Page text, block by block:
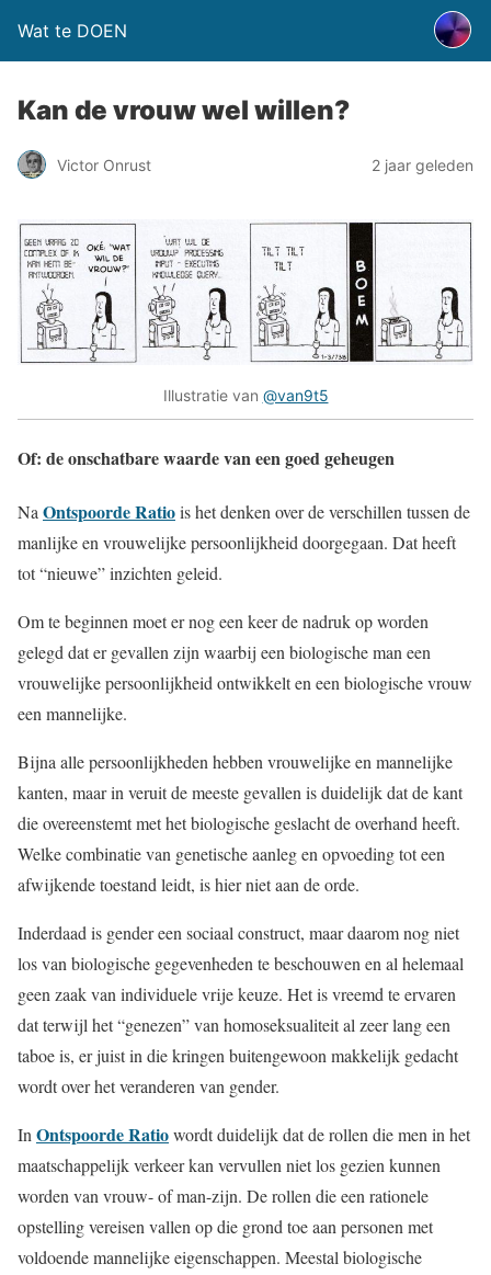
Wat te DOEN
Kan de vrouw wel willen?
Victor Onrust 2 jaar geleden
Illustratie van @van9t5
Of: de onschatbare waarde van een goed geheugen
Na Ontspoorde Ratiois het denken over de verschillen tussen de
manlijke en vrouwelijke persoonlijkheid doorgegaan. Dat heeft
tot “nieuwe” inzichten geleid.
Om te beginnen moet er nog een keer de nadruk op worden
gelegd dat er gevallen zijn waarbij een biologische man een
vrouwelijke persoonlijkheid ontwikkelt en een biologische vrouw
een mannelijke.
Bijna alle persoonlijkheden hebben vrouwelijke en mannelijke
kanten, maar in veruit de meeste gevallen is duidelijk dat de kant
die overeenstemt met het biologische geslacht de overhand heeft.
Welke combinatie van genetische aanleg en opvoeding tot een
afwijkende toestand leidt, is hier niet aan de orde.
Inderdaad is gender een sociaal construct, maar daarom nog niet
los van biologische gegevenheden te beschouwen en al helemaal
geen zaak van individuele vrije keuze. Het is vreemd te ervaren
dat terwijl het “genezen” van homoseksualiteit al zeer lang een
taboe is, er juist in die kringen buitengewoon makkelijk gedacht
wordt over het veranderen van gender.
In Ontspoorde Ratiowordt duidelijk dat de rollen die men in het
maatschappelijk verkeer kan vervullen niet los gezien kunnen
worden van vrouw- of man-zijn. De rollen die een rationele
opstelling vereisen vallen op die grond toe aan personen met
voldoende mannelijke eigenschappen. Meestal biologische